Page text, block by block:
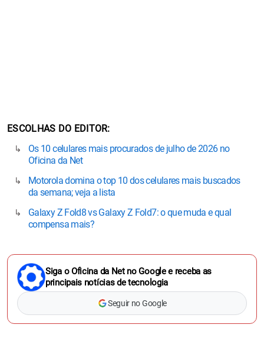
ESCOLHAS DO EDITOR
Os 10 celulares mais procurados de julho de 2026 no
Oficina da Net
Motorola domina o top 10 dos celulares mais buscados
da semana; veja a lista
Galaxy Z Fold8 vs Galaxy Z Fold7: o que muda e qual
compensa mais?
Siga o Oficina da Net no Google e receba as
principais notícias de tecnologia
Seguir no Google